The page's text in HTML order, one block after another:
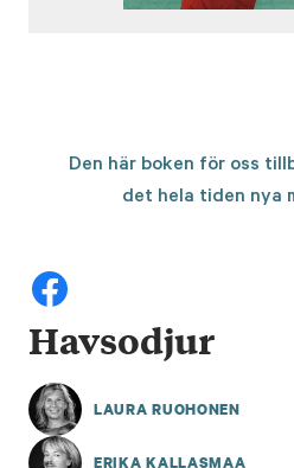
Den här boken för oss
det hela tiden nya
Havsodjur
LAURA RUOHONEN
ERIKA KALLASMAA